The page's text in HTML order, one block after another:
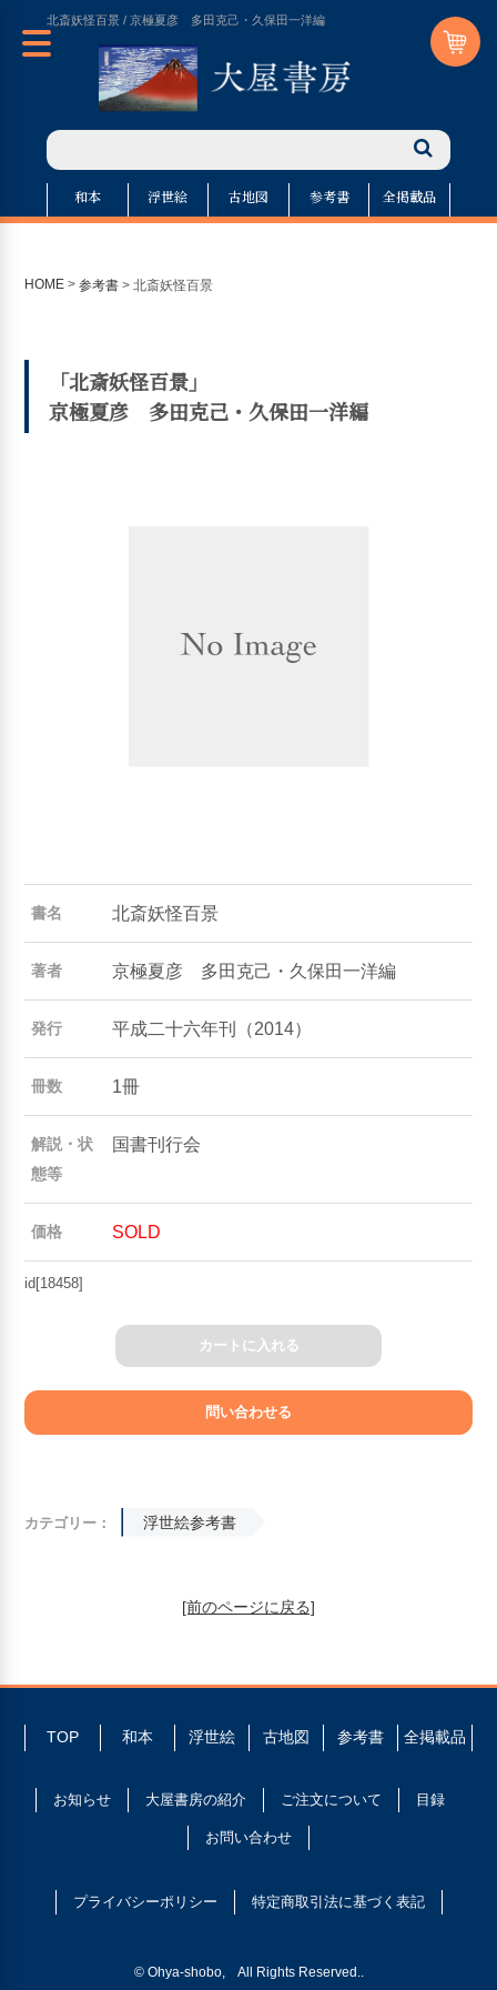
北斎妖怪百景 / 京極夏彦 多田克己・久保田一洋編
和本 浮世絵 古地図 参考書 全掲載品
HOME >参考書 >北斎妖怪百景
「北斎妖怪百景」
京極夏彦 多田克己・久保田一洋編
書名 北斎妖怪百景
著者 京極夏彦 多田克己・久保田一洋編
発行 平成二十六年刊（2014）
冊数 1冊
解説・状
態等
国書刊行会
価格 SOLD
id[18458]
カートに入れる
カテゴリー： 浮世絵参考書
[前のページに戻る]
TOP 和本 浮世絵 古地図 参考書 全掲載品
お知らせ 大屋書房の紹介 ご注文について 目録
お問い合わせ
プライバシーポリシー 特定商取引法に基づく表記
© Ohya-shobo, All Rights Reserved..